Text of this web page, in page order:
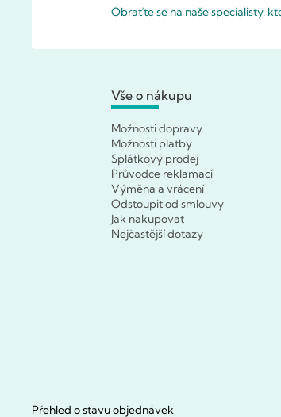
Obraťte se na naše specialisty,
Vše o nákupu
Možnosti dopravy
Možnosti platby
Splátkový prodej
Průvodce reklamací
Výměna a vrácení
Odstoupit od smlouvy
Jak nakupovat
Nejčastější dotazy
Přehled o stavu objednávek